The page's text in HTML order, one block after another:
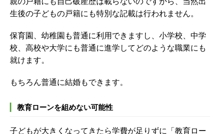
生後の子どもの戸籍にも特別な記載は行われません。
保育園、幼稚園も普通に利用できますし、小学校、中学
校、高校や大学にも普通に進学してどのような職業にも
就けます。
もちろん普通に結婚もできます。
教育ローンを組めない可能性
子どもが大きくなってきたら学費が足りずに「教育ロー